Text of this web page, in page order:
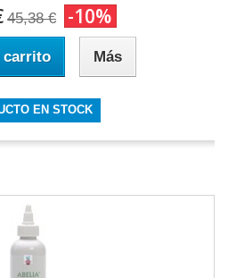
45,38 € -10%
carrito Más
EN STOCK